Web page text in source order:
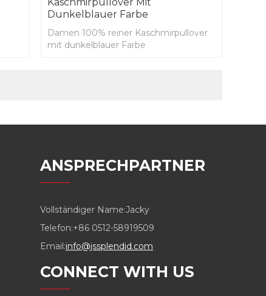
Kaschmirpullover Mit
Dunkelblauer Farbe
Damen 100% reiner Kaschmirpullover
mit dunkelblauer Farbe
ANSPRECHPARTNER
Vollständiger Name:Jacky
Telefon:+86 0512-58919509
Email:info@jssplendid.com
CONNECT WITH US